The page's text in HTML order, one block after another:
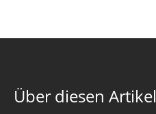
Über diesen Artikel